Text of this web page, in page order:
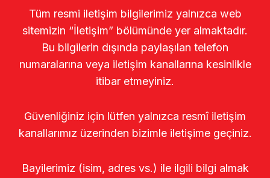
Tüm resmi iletişim bilgilerimiz yalnızca web
sitemizin “İletişim” bölümünde yer almaktadır.
Bu bilgilerin dışında paylaşılan telefon
numaralarına veya iletişim kanallarına kesinlikle
itibar etmeyiniz.
Güvenliğiniz için lütfen yalnızca resmî iletişim
kanallarımız üzerinden bizimle iletişime geçiniz.
Bayilerimiz (isim, adres vs.) ile ilgili bilgi almak